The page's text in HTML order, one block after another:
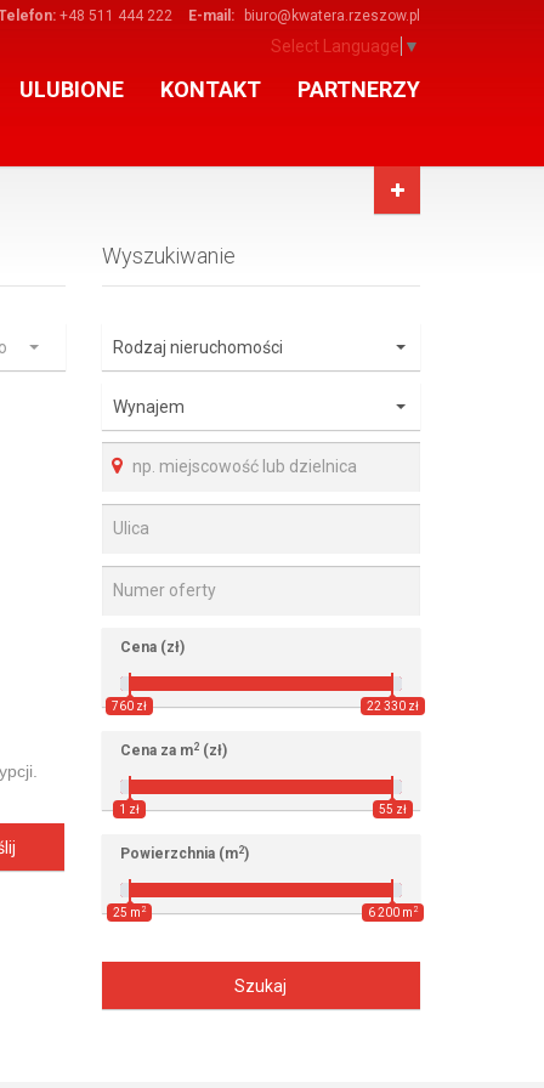
+48 511 444 222 E-mail: biuro@kwatera.rzeszow.pl
ULUBIONE KONTAKT PARTNERZY
Select Language ▼
Wyszukiwanie
Rodzaj nieruchomości
Wynajem
Cena (zł)
760 zł 22 330 zł
Cena za m2(zł)
1 zł 55 zł
Powierzchnia (m2)
25 m 2 6 200 m 2